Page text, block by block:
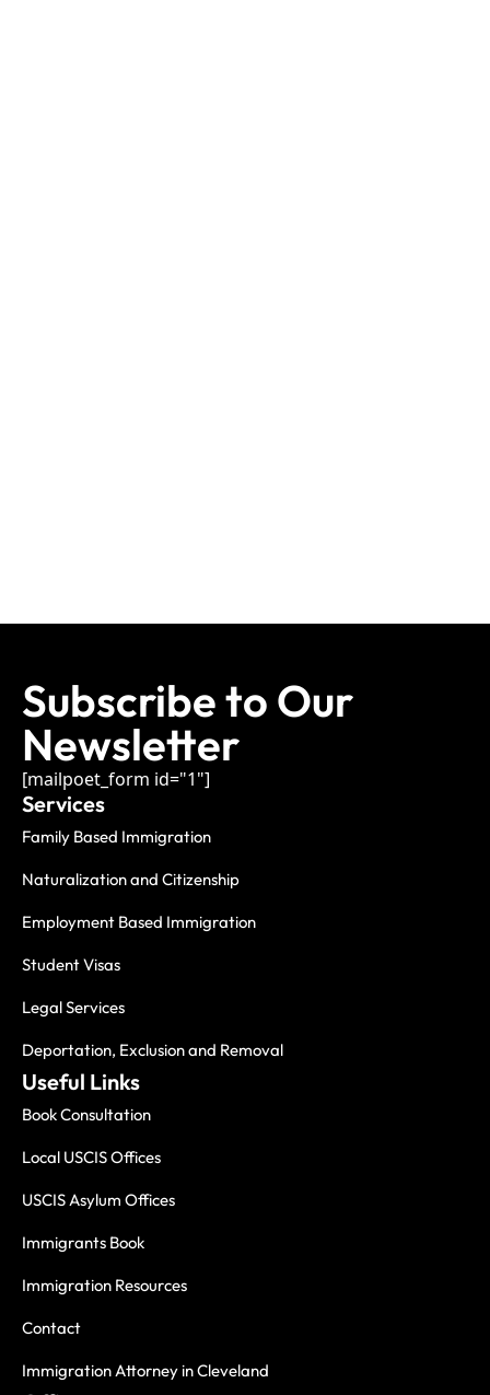
Subscribe to Our
Newsletter
[mailpoet_form id="1"]
Services
Family Based Immigration
Naturalization and Citizenship
Employment Based Immigration
Student Visas
Legal Services
Deportation, Exclusion and Removal
Useful Links
Book Consultation
Local USCIS Offices
USCIS Asylum Offices
Immigrants Book
Immigration Resources
Contact
Immigration Attorney in Cleveland